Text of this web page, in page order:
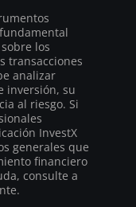
los
transacciones
analizar
inversión, su
al riesgo. Si
InvestX
generales que
financiero
consulte a